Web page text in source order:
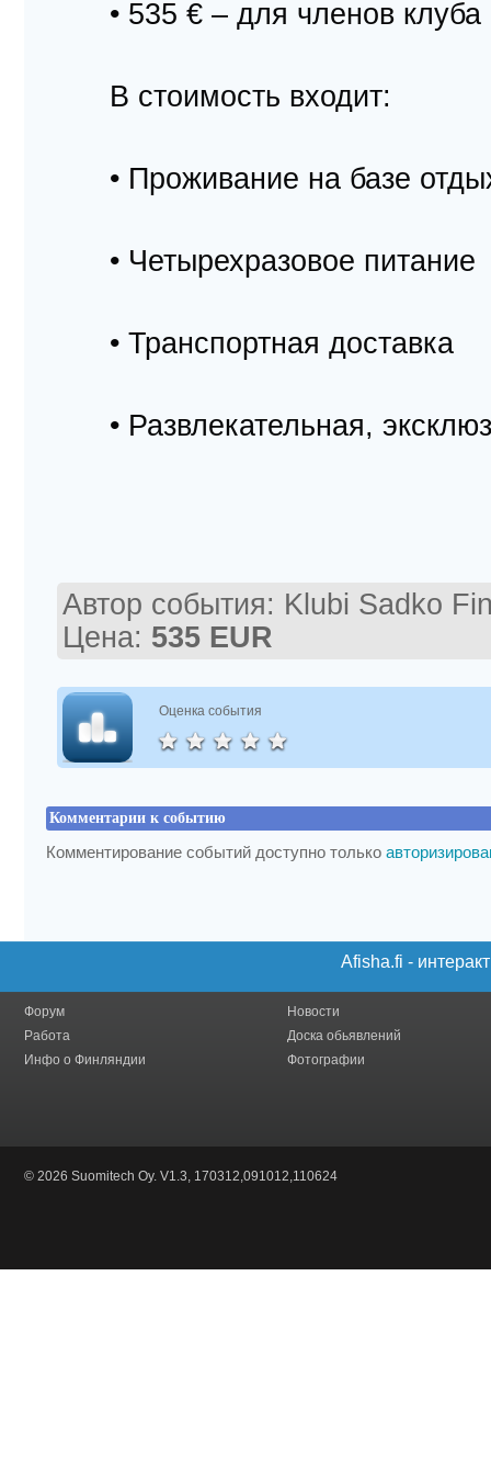
• 535 € – для членов
В стоимость входит:
• Проживание на базе
• Четырехразовое питание
• Транспортная доставка
• Развлекательная,
Автор события: Klubi Sadko
Цена: 535 EUR
Оценка события
Комментарии к событию
Комментирование событий доступно только
Afisha.fi -
Форум
Работа
Инфо о Финляндии
Новости
Доска обьявлений
Фотографии
© 2026 Suomitech Oy. V1.3, 170312,091012,110624